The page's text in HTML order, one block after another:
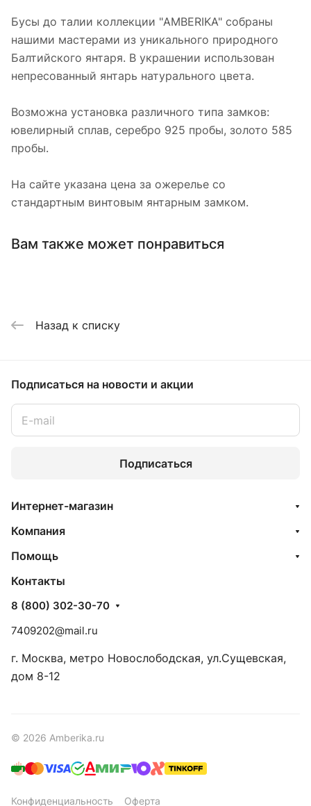
Бусы до талии коллекции "AMBERIKA" собраны
нашими мастерами из уникального природного
Балтийского янтаря. В украшении использован
непресованный янтарь натурального цвета.
Возможна установка различного типа замков:
ювелирный сплав, серебро 925 пробы, золото 585
пробы.
На сайте указана цена за ожерелье со
стандартным винтовым янтарным замком.
Вам также может понравиться
Назад к списку
Подписаться на новости и акции
Подписаться
Интернет-магазин
Компания
Помощь
Контакты
8 (800) 302-30-70
7409202@mail.ru
г. Москва, метро Новослободская, ул.Сущевская,
дом 8-12
© 2026 Amberika.ru
Конфиденциальность Оферта